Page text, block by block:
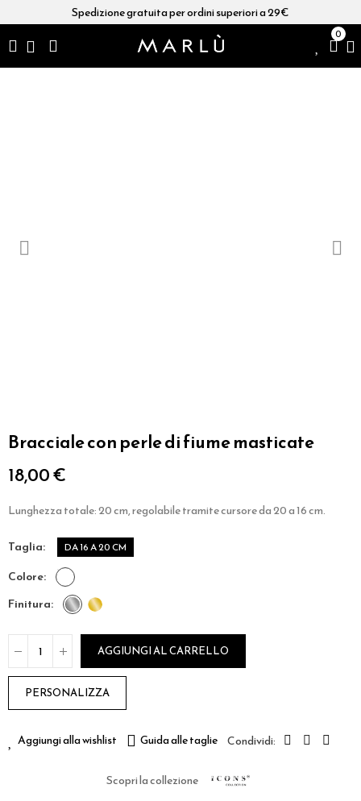
Spedizione gratuita per ordini superiori a 29€
0
Bracciale con perle di fiume masticate
18,00 €
Lunghezza totale: 20 cm, regolabile tramite cursore da 20 a 16 cm.
taglia DA 16 A 20 CM
colore
finitura
AGGIUNGI AL CARRELLO
PERSONALIZZA
Aggiungi alla wishlist Guida alle taglie
Scopri la collezione